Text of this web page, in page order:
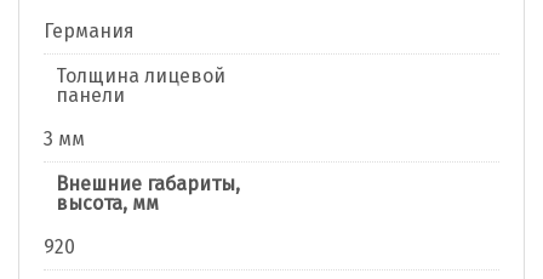
Германия
Толщина лицевой
панели
3 мм
Внешние габариты,
высота, мм
920